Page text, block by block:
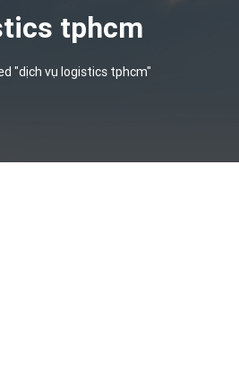
tphcm
"dịch vụ logistics tphcm"